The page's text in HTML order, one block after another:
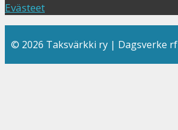
Evästeet
© 2026 Taksvärkki ry | Dagsverke rf